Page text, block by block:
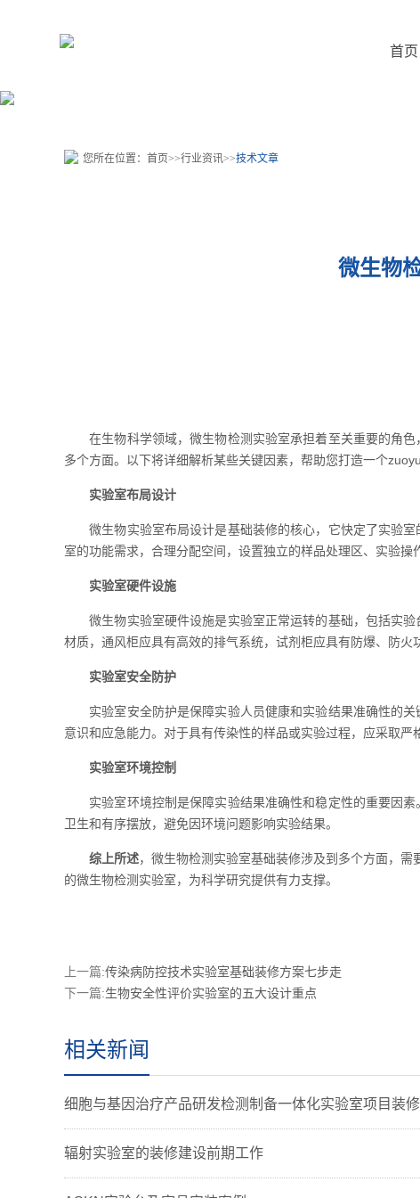
首页
您所在位置： 首页>>行业资讯>>技术文章
微生物
在生物科学领域，微生物检测实验室承担着至关重要的角色
多个方面。以下将详细解析某些关键因素，帮助您打造一个
实验室布局设计
微生物实验室布局设计是基础装修的核心，它快定了实验室
室的功能需求，合理分配空间，设置独立的样品处理区、实验
实验室硬件设施
微生物实验室硬件设施是实验室正常运转的基础，包括实验
材质，通风柜应具有高效的排气系统，试剂柜应具有防爆、防火
实验室安全防护
实验室安全防护是保障实验人员健康和实验结果准确性的关
意识和应急能力。对于具有传染性的样品或实验过程，应采取严
实验室环境控制
实验室环境控制是保障实验结果准确性和稳定性的重要因素
卫生和有序摆放，避免因环境问题影响实验结果。
综上所述，微生物检测实验室基础装修涉及到多个方面，
的微生物检测实验室，为科学研究提供有力支撑。
上一篇:传染病防控技术实验室基础装修方案七步走
下一篇:生物安全性评价实验室的五大设计重点
相关新闻
细胞与基因治疗产品研发检测制备一体化实验室项目装
辐射实验室的装修建设前期工作